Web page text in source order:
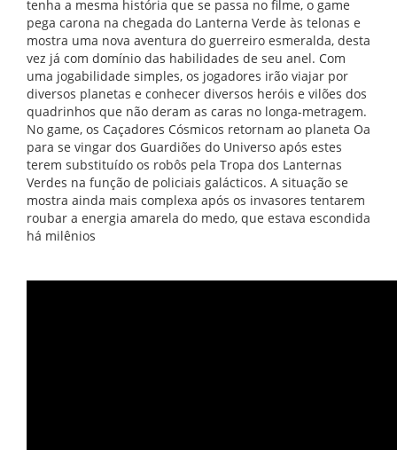
tenha a mesma história que se passa no filme, o game
pega carona na chegada do Lanterna Verde às telonas e
mostra uma nova aventura do guerreiro esmeralda, desta
vez já com domínio das habilidades de seu anel. Com
uma jogabilidade simples, os jogadores irão viajar por
diversos planetas e conhecer diversos heróis e vilões dos
quadrinhos que não deram as caras no longa-metragem.
No game, os Caçadores Cósmicos retornam ao planeta Oa
para se vingar dos Guardiões do Universo após estes
terem substituído os robôs pela Tropa dos Lanternas
Verdes na função de policiais galácticos. A situação se
mostra ainda mais complexa após os invasores tentarem
roubar a energia amarela do medo, que estava escondida
há milênios